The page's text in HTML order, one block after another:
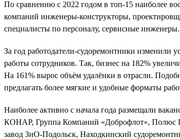
По сравнению с 2022 годом в топ-15 наиболее
компаний инженеры-конструкторы,
специалисты по персоналу, сервисные инженеры.
За год работодатели-судоремонтники изменили
работы сотрудников. Так, бизнес на 182%
На 161% вырос объём удалёнки в отрасли.
предлагать более мягкие и удобные форматы
Наиболее активно с начала года размещали
КОНАР, Группа Компаний «Доброфлот», Полюс
завод ЗиО-Подольск, Находкинский